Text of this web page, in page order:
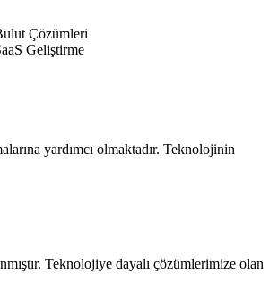
Çözümleri
Geliştirme
yardımcı olmaktadır. Teknolojinin
Teknolojiye dayalı çözümlerimize olan